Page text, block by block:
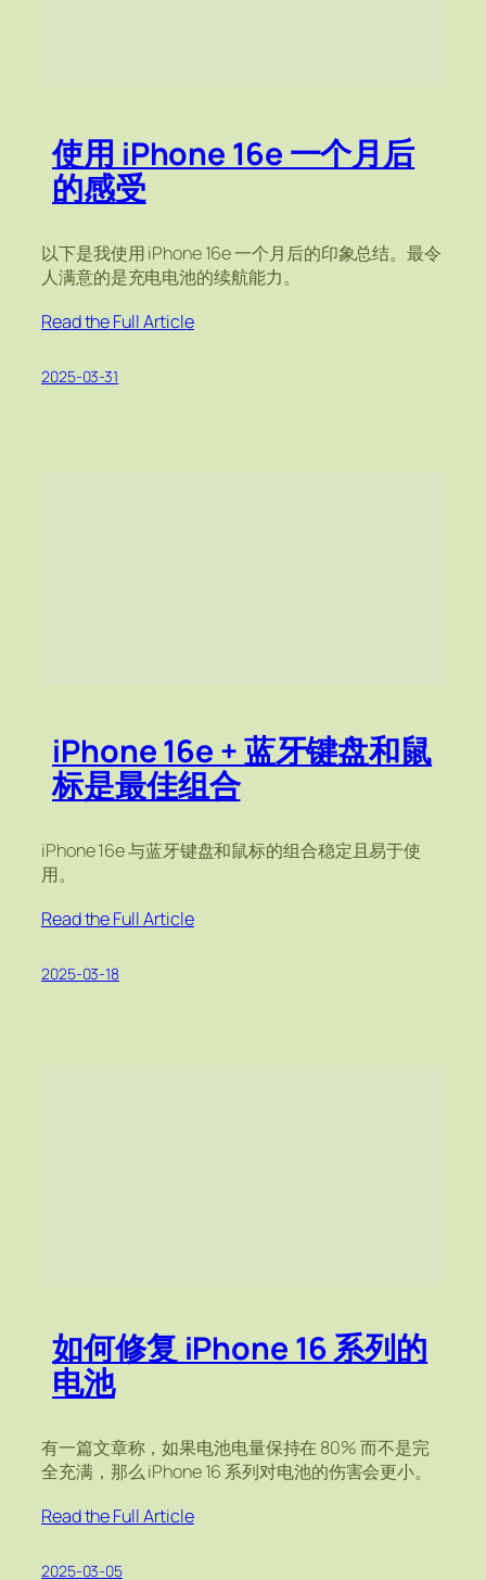
使用 iPhone 16e 一个月后
的感受
以下是我使用 iPhone 16e 一个月后的印象总结。最令
人满意的是充电电池的续航能力。
Read the Full Article
2025-03-31
iPhone 16e + 蓝牙键盘和鼠
标是最佳组合
iPhone 16e 与蓝牙键盘和鼠标的组合稳定且易于使
用。
Read the Full Article
2025-03-18
如何修复 iPhone 16 系列的
电池
有一篇文章称，如果电池电量保持在 80% 而不是完
全充满，那么 iPhone 16 系列对电池的伤害会更小。
Read the Full Article
2025-03-05